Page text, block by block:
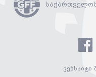
ვებსაიტი